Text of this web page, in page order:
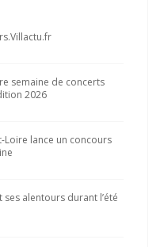
semaine de concerts
2026
Loire lance un concours
alentours durant l’été